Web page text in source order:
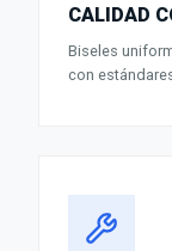
CALIDAD
Biseles
con